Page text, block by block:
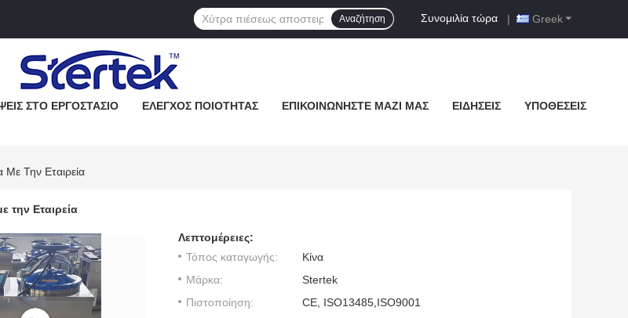
Greek
Συνομιλία τώρα |
Αναζήτηση
ΣΤΟ ΕΡΓΟΣΤΆΣΙΟ ΈΛΕΓΧΟΣ ΠΟΙΌΤΗΤΑΣ ΕΠΙΚΟΙΝΩΝΉΣΤΕ ΜΑΖΊ ΜΑΣ ΕΙΔΉΣΕΙΣ ΥΠΟΘΈΣΕΙΣ
Με Την Εταιρεία
την Εταιρεία
Λεπτομέρειες:
Τόπος καταγωγής:
Κίνα
Μάρκα:
Stertek
Πιστοποίηση:
CE, ISO13485,ISO9001